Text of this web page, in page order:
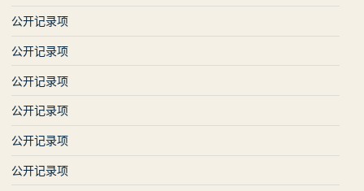
公开记录项
公开记录项
公开记录项
公开记录项
公开记录项
公开记录项